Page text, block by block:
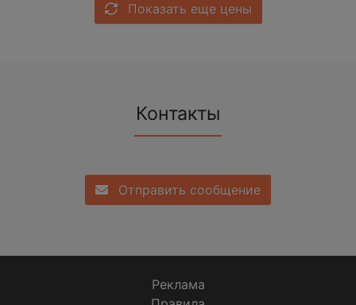
Показать еще цены
Контакты
Отправить сообщение
Реклама